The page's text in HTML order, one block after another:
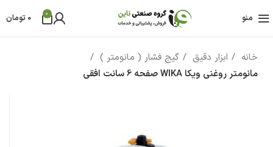
منو 0
0 تومان
خانه ابزار دقیق
گیج فشار ( مانومتر )
مانومتر روغنی ویکا WIKA صفحه 6 سانت افقی